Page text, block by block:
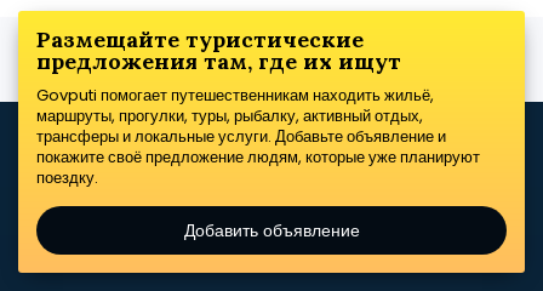
Размещайте туристические
предложения там, где их ищут
Govputi помогает путешественникам находить жильё,
маршруты, прогулки, туры, рыбалку, активный отдых,
трансферы и локальные услуги. Добавьте объявление и
покажите своё предложение людям, которые уже планируют
поездку.
Добавить объявление